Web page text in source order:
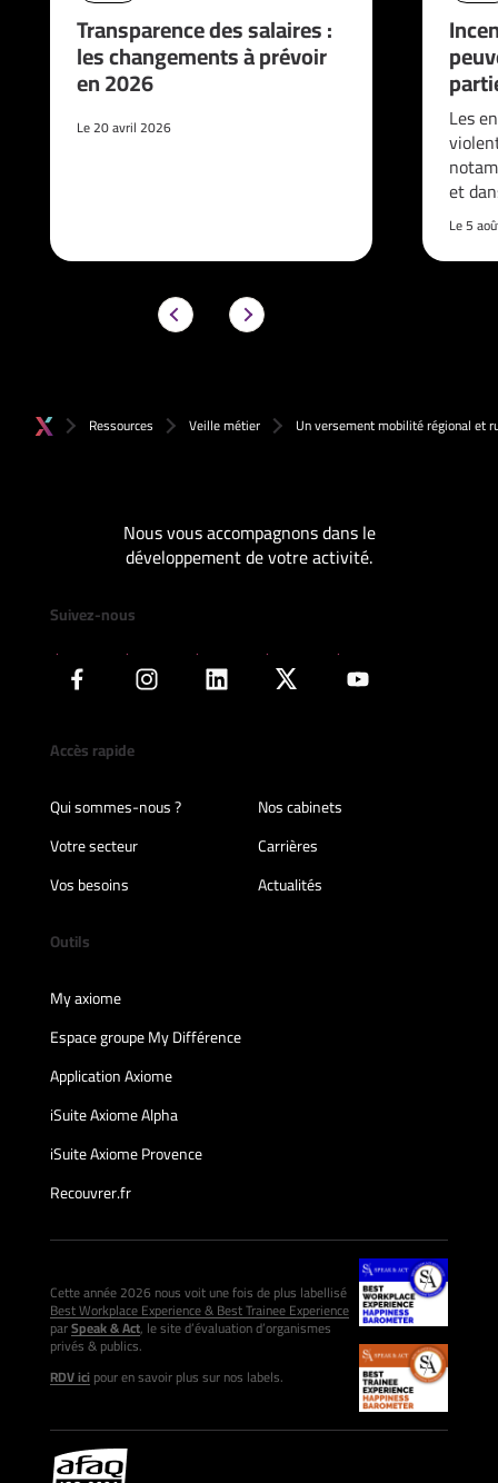
Transparence des salaires :
les changements à prévoir
en 2026
Le 20 avril 2026 Les
et
Le 5
Ressources Veille métier Un versement mobilité régional et
Nous vous accompagnons dans le
développement de votre activité.
Suivez-nous
Accès rapide
Qui sommes-nous ?
Nos cabinets
Votre secteur
Carrières
Vos besoins
Actualités
Outils
My axiome
Espace groupe My Différence
Application Axiome
iSuite Axiome Alpha
iSuite Axiome Provence
Recouvrer.fr
Cette année 2026 nous voit une fois de plus labellisé
Best Workplace Experience & Best Trainee Experience
parSpeak & Act, le site d’évaluation d’organismes
privés & publics.
RDV icipour en savoir plus sur nos labels.